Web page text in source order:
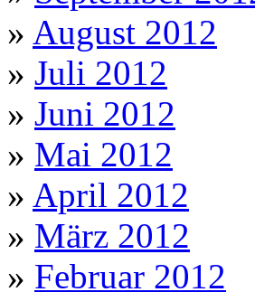
» August 2012
» Juli 2012
» Juni 2012
» Mai 2012
» April 2012
» März 2012
» Februar 2012